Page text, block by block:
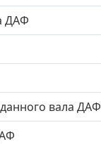
ДАФ
вала ДАФ